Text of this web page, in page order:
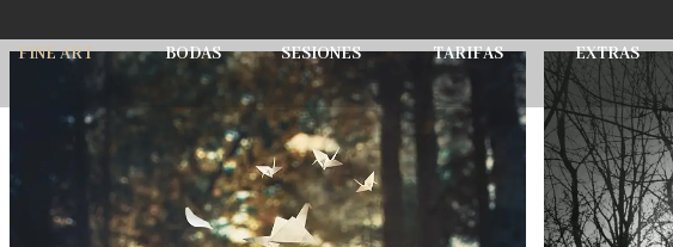
FINE ART BODAS SESIONES TARIFAS EXTRAS